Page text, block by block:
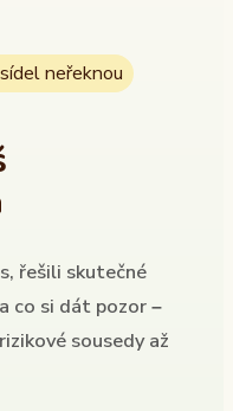
neřeknou
řešili skutečné
co si dát pozor –
sousedy až